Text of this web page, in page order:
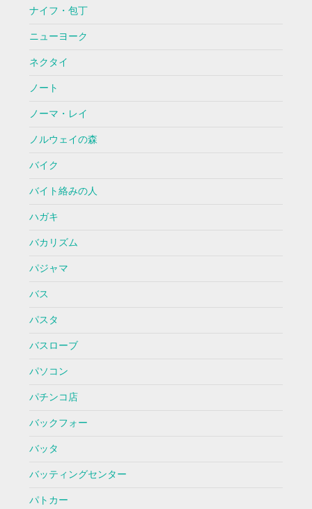
ナイフ・包丁
ニューヨーク
ネクタイ
ノート
ノーマ・レイ
ノルウェイの森
バイク
バイト絡みの人
ハガキ
バカリズム
パジャマ
バス
パスタ
バスローブ
パソコン
パチンコ店
バックフォー
バッタ
バッティングセンター
パトカー